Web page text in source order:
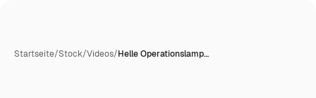
Startseite/Stock/Videos/Helle Operationslamp…